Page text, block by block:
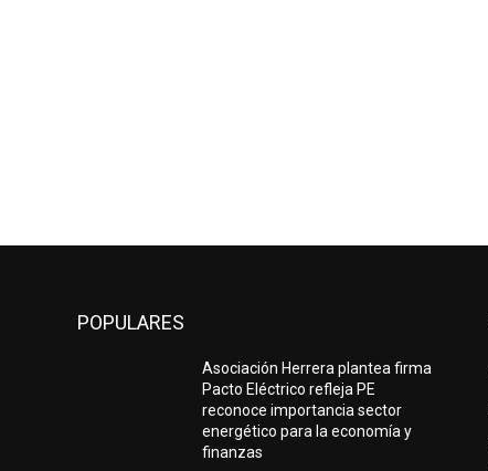
POPULARES
Asociación Herrera plantea firma
Pacto Eléctrico refleja PE
reconoce importancia sector
energético para la economía y
finanzas